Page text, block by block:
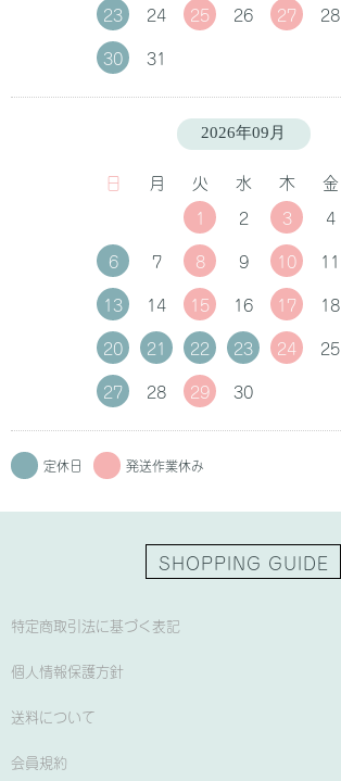
23
24 25 26 27 28
30
31
2026年09月
日 月 火 水 木 金
1
2 3 4
6
7 8 9 10 11
13
14 15 16 17 18
20
21 22 23 24 25
27
28 29 30
定休日 発送作業休み
SHOPPING GUIDE
特定商取引法に基づく表記
個人情報保護方針
送料について
会員規約